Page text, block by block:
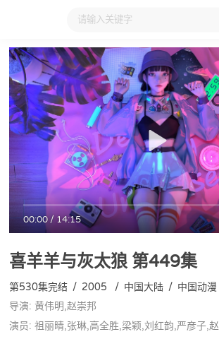
大家在看 日本动漫 国产动漫 欧
00:00/14:15
喜羊羊与灰太狼第449集
第530集完结 / 2005 / 中国大陆 / 中国动漫
导演: 黄伟明,赵崇邦
演员: 祖丽晴,张琳,高全胜,梁颖,刘红韵,严彦子,